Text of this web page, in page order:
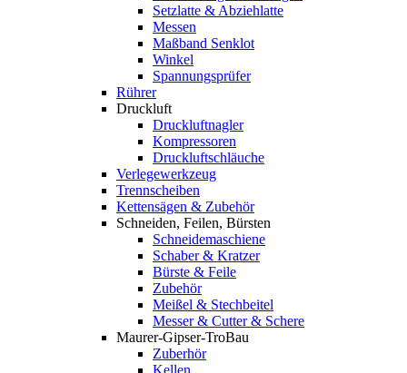
Setzlatte & Abziehlatte
Messen
Maßband Senklot
Winkel
Spannungsprüfer
Rührer
Druckluft
Druckluftnagler
Kompressoren
Druckluftschläuche
Verlegewerkzeug
Trennscheiben
Kettensägen & Zubehör
Schneiden, Feilen, Bürsten
Schneidemaschiene
Schaber & Kratzer
Bürste & Feile
Zubehör
Meißel & Stechbeitel
Messer & Cutter & Schere
Maurer-Gipser-TroBau
Zuberhör
Kellen